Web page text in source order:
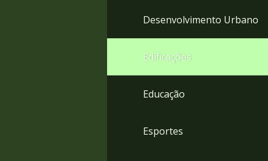
Desenvolvimento Urbano
Edificações
Educação
Esportes